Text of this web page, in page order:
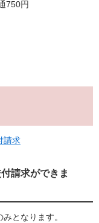
750円
請求
請求ができま
となります。